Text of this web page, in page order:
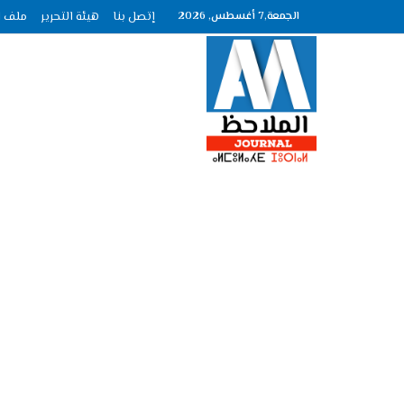
الجمعة,7 أغسطس, 2026 إتصل بنا هيئة التحرير ملف